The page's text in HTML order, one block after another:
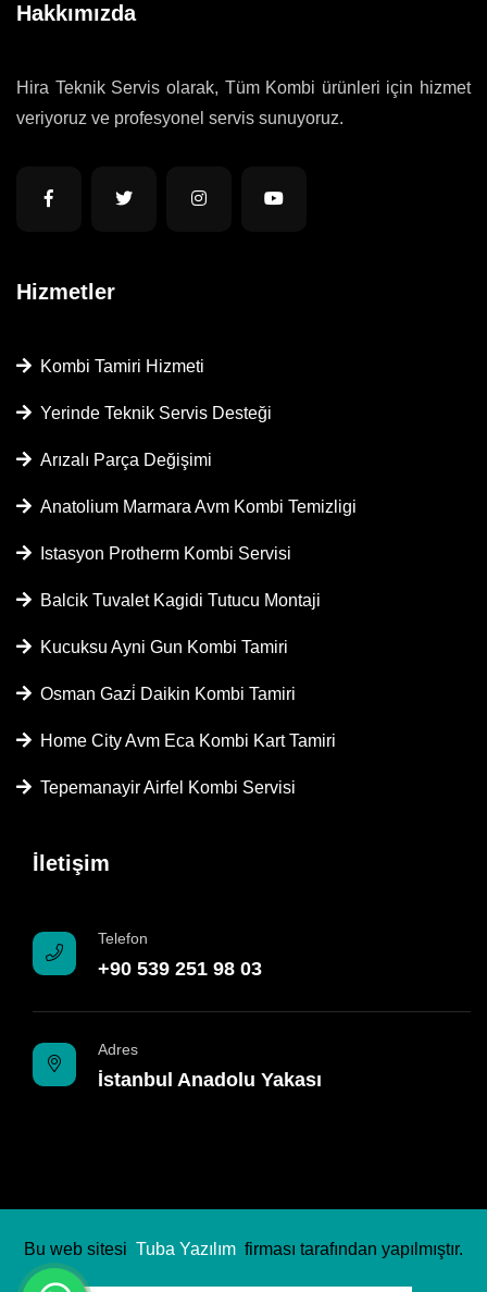
Hakkımızda
Hira Teknik Servis olarak, Tüm Kombi ürünleri için hizmet
veriyoruz ve profesyonel servis sunuyoruz.
Hizmetler
Kombi Tamiri Hizmeti
Yerinde Teknik Servis Desteği
Arızalı Parça Değişimi
Anatolium Marmara Avm Kombi Temizligi
Istasyon Protherm Kombi Servisi
Balcik Tuvalet Kagidi Tutucu Montaji
Kucuksu Ayni Gun Kombi Tamiri
Osman Gazi̇ Daikin Kombi Tamiri
Home City Avm Eca Kombi Kart Tamiri
Tepemanayir Airfel Kombi Servisi
İletişim
Telefon
+90 539 251 98 03
Adres
İstanbul Anadolu Yakası
Bu web sitesi Tuba Yazılım firması tarafından yapılmıştır.